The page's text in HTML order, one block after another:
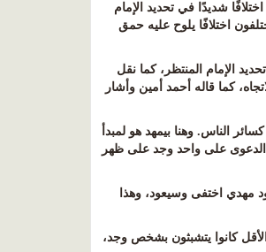
شديدًا في تحديد الإمام
اختلافًا يلوح عليه حمق
الإمام المنتظر، كما نقل
كما قاله أحمد أمين وأشار
الناس. وهنا بيمهد هو لمبدأ
الدعوى على واحد وجد على ظهر
مهدي اختفى وسيعود، وهذا
كانوا يتشبثون بشخص وجد،